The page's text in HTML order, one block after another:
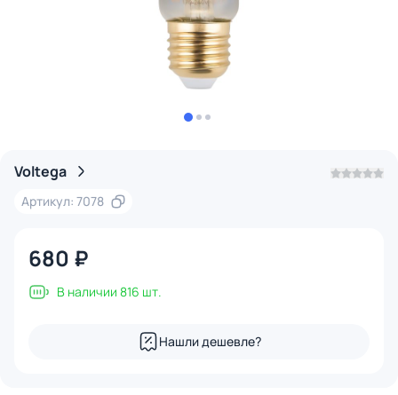
Voltega
Артикул: 7078
680 ₽
В наличии 816 шт.
Нашли дешевле?